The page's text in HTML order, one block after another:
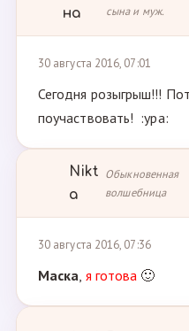
на
сына и муж.
30 августа 2016, 07:01
Сегодня розыгрыш!!!
поучаствовать! :ура:
Nikt
a
Обыкновенная
волшебница
30 августа 2016, 07:36
Маска, я готова 🙂